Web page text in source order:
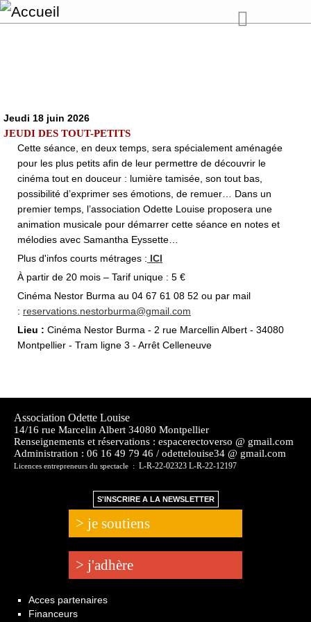
Jeudi 18 juin 2026
JEUDI DES TOUT-PETITS
Cette séance, en deux temps, sera spécialement aménagée
pour les plus petits afin de leur permettre de découvrir le
cinéma tout en douceur : lumière tamisée, son tout bas,
possibilité d’exprimer ses émotions, de remuer… Dans un
premier temps, l’association Odette Louise proposera une
animation musicale pour démarrer cette séance en notes et
mélodies avec Samantha Eyssette…
Plus d'infos courts métrages : ICI
À partir de 20 mois – Tarif unique : 5 €
Cinéma Nestor Burma au 04 67 61 08 52 ou par mail
: reservations.nestorburma@gmail.com
Lieu : Cinéma Nestor Burma - 2 rue Marcellin Albert - 34080
Montpellier - Tram ligne 3 - Arrêt Celleneuve
Association Odette Louise
14/16 rue Marcelin Albert 34080 Montpellier
Renseignements et réservations : espacerectoverso @ gmail.com
Administration : 06 16 49 79 46 / odettelouise34 @ gmail.com
Licences entrepreneurs du spectacle : L-R-22-02323 L-R-22-12197
S'INSCRIRE A LA NEWSLETTER
> je soutiens
> j'adhère
Acces partenaires
Financeurs